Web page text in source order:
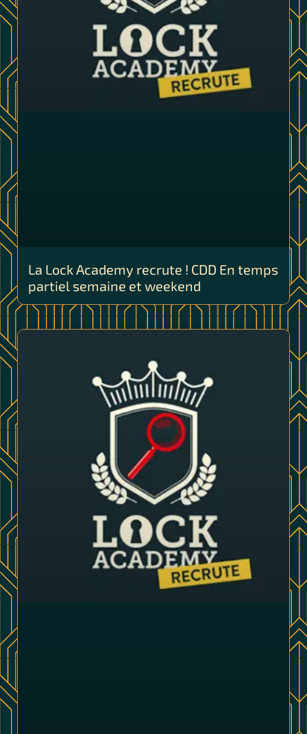
La Lock Academy recrute ! CDD En temps
partiel semaine et weekend